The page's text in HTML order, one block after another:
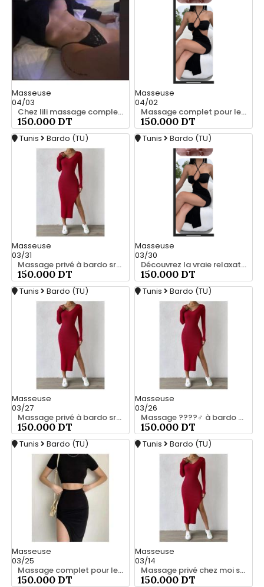
Masseuse
04/03
Chez lili massage complet a bardo srd 55066248
150.000 DT
Masseuse
04/02
Massage complet pour les hommes srd 55066248
150.000 DT
Tunis Bardo (TU)
Masseuse
03/31
Massage privé à bardo srd 55066248
150.000 DT
Tunis Bardo (TU)
Masseuse
03/30
Découvrez la vraie relaxation pour les hommes srd à bardo 20466285
150.000 DT
Tunis Bardo (TU)
Masseuse
03/27
Massage privé à bardo srd 20466285
150.000 DT
Tunis Bardo (TU)
Masseuse
03/26
Massage ????‍♂️ à bardo srd chez moi 55066248
150.000 DT
Tunis Bardo (TU)
Masseuse
03/25
Massage complet pour les hommes srd 20466285
150.000 DT
Tunis Bardo (TU)
Masseuse
03/14
Massage privé chez moi srd 55066248
150.000 DT